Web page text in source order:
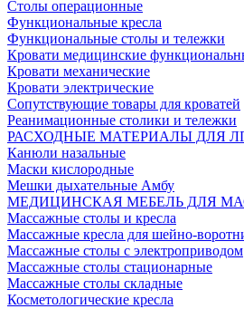
Столы операционные
Функциональные кресла
Функциональные столы и тележки
Кровати медицинские
Кровати механические
Кровати электрические
Сопутствующие товары для кроватей
Реанимационные столики и тележки
РАСХОДНЫЕ МАТЕРИАЛЫ ДЛЯ
Канюли назальные
Маски кислородные
Мешки дыхательные Амбу
МЕДИЦИНСКАЯ МЕБЕЛЬ ДЛЯ
Массажные столы и кресла
Массажные кресла для шейно-
Массажные столы с электроприводом
Массажные столы стационарные
Массажные столы складные
Косметологические кресла